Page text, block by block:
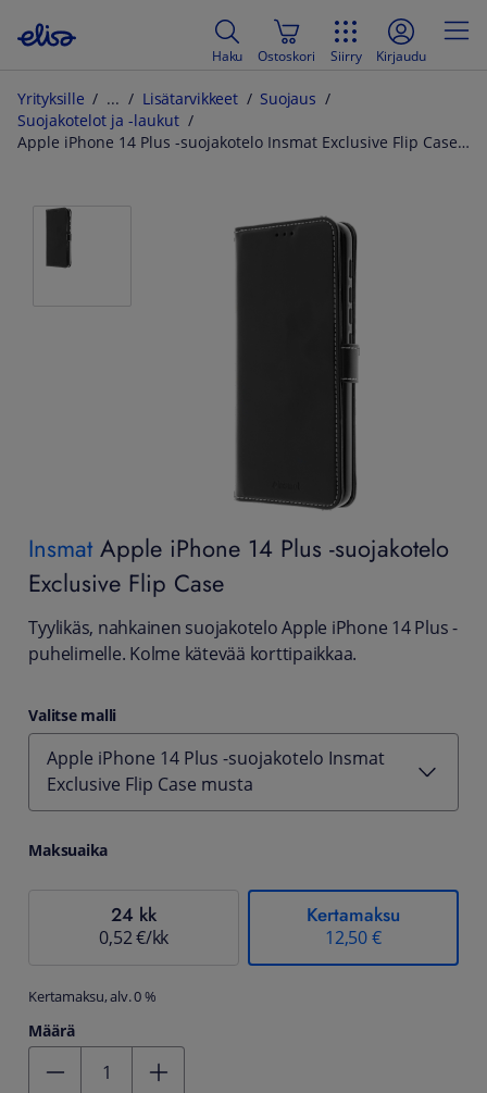
Haku Ostoskori Siirry Kirjaudu
Yrityksille Lisätarvikkeet
Suojaus
Suojakotelot ja -laukut
Apple iPhone 14 Plus -suojakotelo Insmat Exclusive Flip Case
Insmat Apple iPhone 14 Plus -suojakotelo
Exclusive Flip Case
Tyylikäs, nahkainen suojakotelo Apple iPhone 14 Plus -
puhelimelle. Kolme kätevää korttipaikkaa.
Valitse malli
Apple iPhone 14 Plus -suojakotelo Insmat
Exclusive Flip Case musta
Maksuaika
24 kk
0,52 €/kk
Kertamaksu
12,50 €
Kertamaksu, alv. 0 %
Määrä